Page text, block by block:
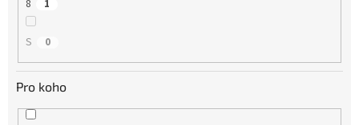
8 1
S 0
Pro koho